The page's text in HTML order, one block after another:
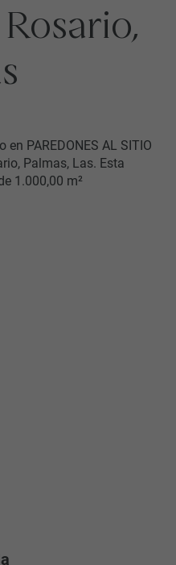
PAREDONES AL SITIO
Palmas, Las. Esta
1.000,00 m²